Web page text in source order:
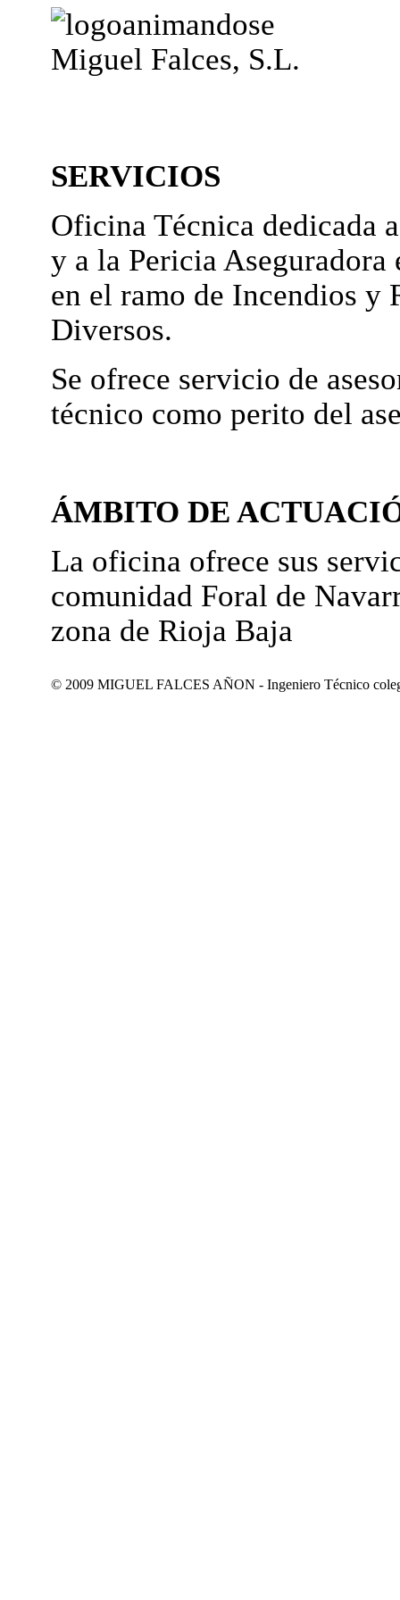
Miguel Falces, S.L.
SERVICIOS
Oficina Técnica dedicada
y a la Pericia Aseguradora
en el ramo de Incendios y
Diversos.
Se ofrece servicio de
técnico como perito del
ÁMBITO DE
La oficina ofrece sus
comunidad Foral de
zona de Rioja Baja
© 2009 MIGUEL FALCES AÑON - Ingeniero Técnico